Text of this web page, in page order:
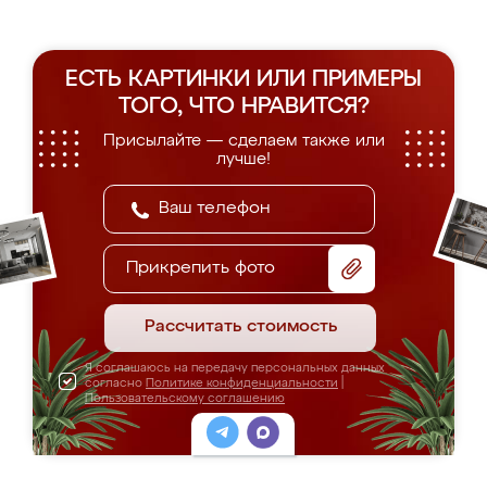
ЕСТЬ КАРТИНКИ ИЛИ ПРИМЕРЫ
ТОГО, ЧТО НРАВИТСЯ?
Присылайте — сделаем также или
лучше!
Прикрепить фото
Рассчитать стоимость
Я соглашаюсь на передачу персональных данных
согласно Политике конфиденциальности
Пользовательскому соглашению